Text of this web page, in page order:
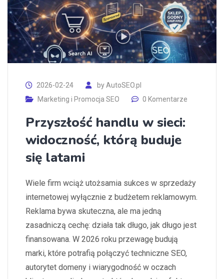
2026-02-24 byAutoSEO.pl
Marketing i Promocja SEO
0 Komentarze
Przyszłość handlu w sieci:
widoczność, którą buduje
się latami
Wiele firm wciąż utożsamia sukces w sprzedaży
internetowej wyłącznie z budżetem reklamowym.
Reklama bywa skuteczna, ale ma jedną
zasadniczą cechę: działa tak długo, jak długo jest
finansowana. W 2026 roku przewagę budują
marki, które potrafią połączyć techniczne SEO,
autorytet domeny i wiarygodność w oczach